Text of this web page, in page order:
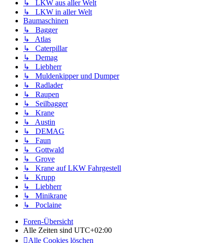
↳ LKW aus aller Welt
↳ LKW in aller Welt
Baumaschinen
↳ Bagger
↳ Atlas
↳ Caterpillar
↳ Demag
↳ Liebherr
↳ Muldenkipper und Dumper
↳ Radlader
↳ Raupen
↳ Seilbagger
↳ Krane
↳ Austin
↳ DEMAG
↳ Faun
↳ Gottwald
↳ Grove
↳ Krane auf LKW Fahrgestell
↳ Krupp
↳ Liebherr
↳ Minikrane
↳ Poclaine
Foren-Übersicht
Alle Zeiten sind UTC+02:00
Alle Cookies löschen